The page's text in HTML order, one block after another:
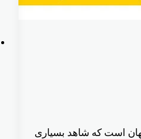
است که شاهد بسیاری